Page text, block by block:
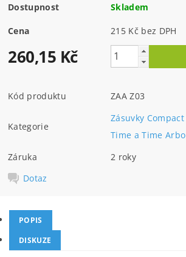
Dostupnost Skladem
Cena 215 Kč bez DPH
260,15 Kč
Kód produktu ZAA Z03
Kategorie
Zásuvky
Time a Time Arbo
Záruka
2 roky
Dotaz
POPIS
DISKUZE